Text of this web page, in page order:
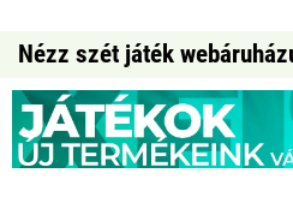
Nézz szét játék